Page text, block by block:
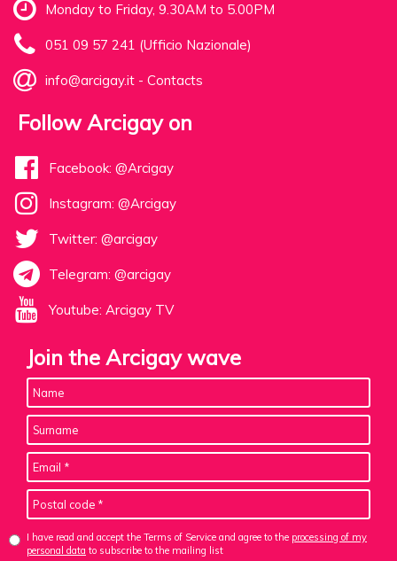
Monday to Friday, 9.30AM to 5.00PM
051 09 57 241 (Ufficio Nazionale)
info@arcigay.it - Contacts
Follow Arcigay on
Facebook: @Arcigay
Instagram: @Arcigay
Twitter: @arcigay
Telegram: @arcigay
Youtube: Arcigay TV
Join the Arcigay wave
I have read and accept the Terms of Service and agree to the processing of my
personal data to subscribe to the mailing list